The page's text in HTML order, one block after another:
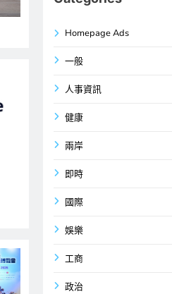
Homepage Ads
一般
人事資訊
健康
兩岸
即時
國際
娛樂
工商
政治